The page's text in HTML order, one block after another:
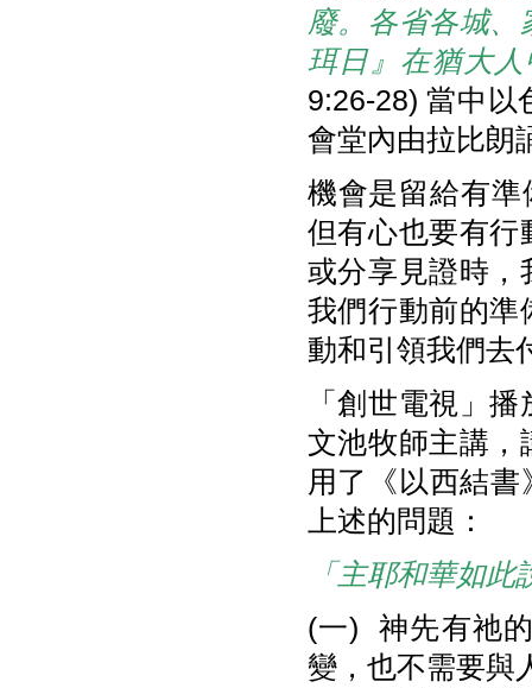
廢。各省各城
珥日』在猶大
9:26-28) 當中以
會堂內由拉比朗
機會是留給有
但有心也要有行
或分享見證時，
我們行動前的準
動和引領我們去
「創世電視」
文池牧師主講，
用了《以西結
上述的問題：
「主耶和華如
(一) 神先有祂
變，也不需要與